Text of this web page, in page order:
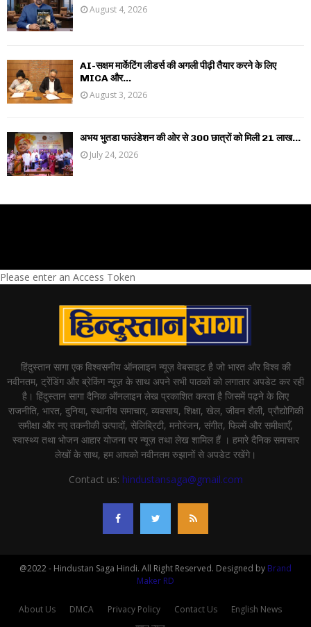
August 4, 2026
AI-सक्षम मार्केटिंग लीडर्स की अगली पीढ़ी तैयार करने के लिए
MICA और...
August 3, 2026
अभय भुतडा फाउंडेशन की ओर से 300 छात्रों को मिली 21 लाख...
July 24, 2026
Please enter an Access Token
हिंदुस्तान सागा एक विश्वसनीय ऑनलाइन न्यूज़ वेबसाइट है जो भारत और विश्व की
नवीनतम, ट्रेंडिंग और ब्रेकिंग न्यूज़ के साथ अपने सभी पाठकों को लगातार अपडेट कर रही
है। हिंदुस्तान सागा दैनिक ऑनलाइन लेख प्रकाशित करता है जिसमें पढ़ने के लिए
राजनीति, भारत, दुनिया, स्थानीय समाचार, व्यवसाय, शिक्षा, खेल, जीवन शैली, प्रौद्योगिकी
समीक्षा और नए तकनीकी उत्पादों, सेलिब्रिटी, मनोरंजन, संगीत, फिल्में और समीक्षाएँ,
स्वास्थ्य तथा भोजन आहार योजना पर न्यूज़ तथा लेख शामिल हैं । हमारे दैनिक समाचार
लेखों के साथ, हम आपको नवीनतम रुझानों से अपडेट रखेंगे।
Contact us: hindustansaga@gmail.com
@2022 - Hindustan Saga Hindi. All Right Reserved. Designed by Brand
Maker RD
About Us DMCA Privacy Policy Contact Us
English News